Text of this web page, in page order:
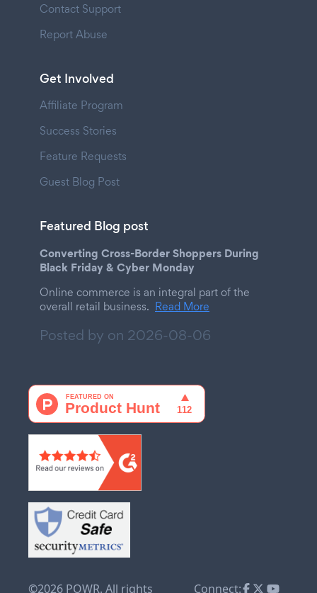
Contact Support
Report Abuse
Get Involved
Affiliate Program
Success Stories
Feature Requests
Guest Blog Post
Featured Blog post
Converting Cross-Border Shoppers During
Black Friday & Cyber Monday
Online commerce is an integral part of the
overall retail business. Read More
Posted by on 2026-08-06
©2026 POWR. All rights Connect: